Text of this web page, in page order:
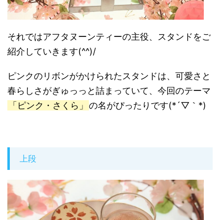
それではアフタヌーンティーの主役、スタンドをご
紹介していきます(^^)/
ピンクのリボンがかけられたスタンドは、可愛さと
春らしさがぎゅっっと詰まっていて、今回のテーマ
「ピンク・さくら」 の名がぴったりです(*´▽｀*)
上段